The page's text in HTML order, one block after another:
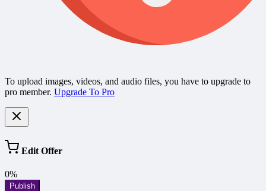
To upload images, videos, and audio files, you have to upgrade to
pro member. Upgrade To Pro
Edit Offer
0%
Publish